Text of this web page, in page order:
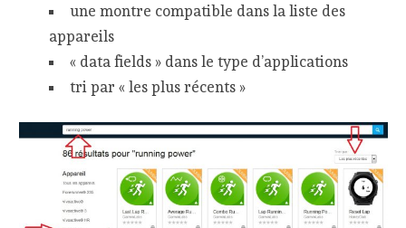
une montre compatible dans la liste des
appareils
« data fields » dans le type d’applications
tri par « les plus récents »